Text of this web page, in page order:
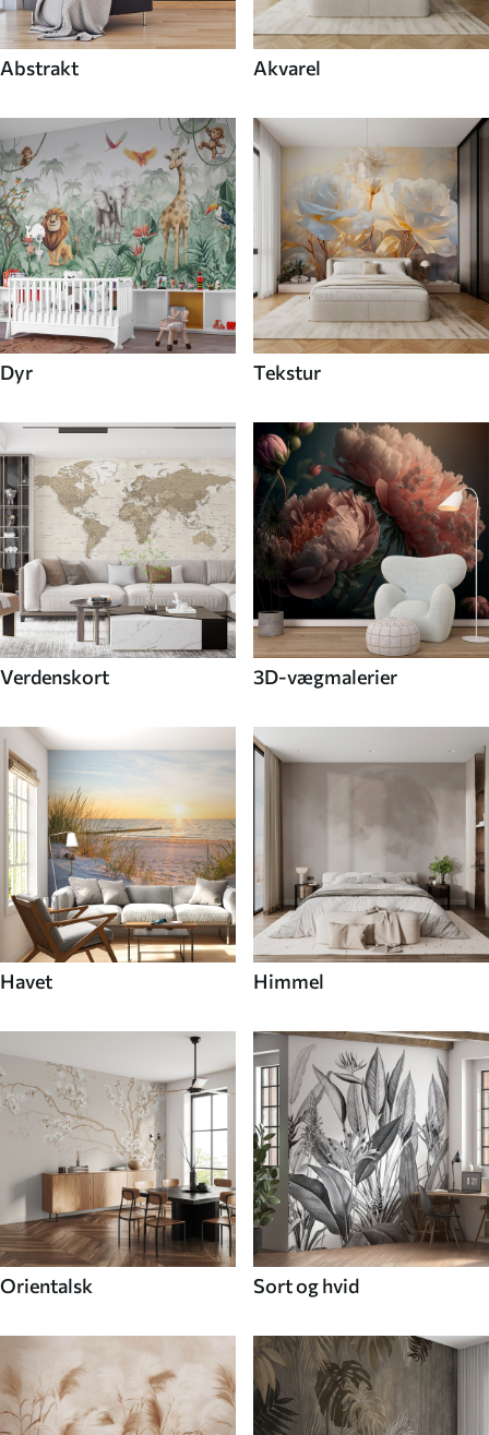
Abstrakt Akvarel
Dyr Tekstur
Verdenskort 3D-vægmalerier
Havet Himmel
Orientalsk Sort og hvid